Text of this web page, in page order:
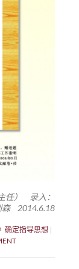
任） 录入：
森 2014.6.18
确定指导思想